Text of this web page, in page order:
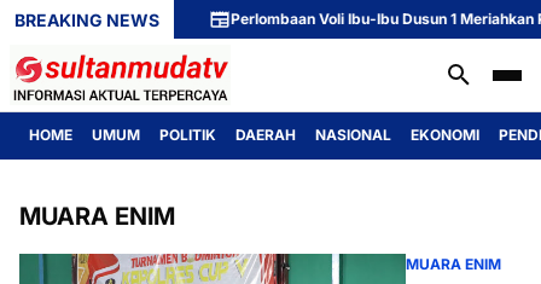
BREAKING NEWSPerlombaan Voli Ibu-Ibu Dusun 1 Meriahkan
HOME UMUM POLITIK DAERAH NASIONAL EKONOMI
MUARA ENIM
MUARA ENIM